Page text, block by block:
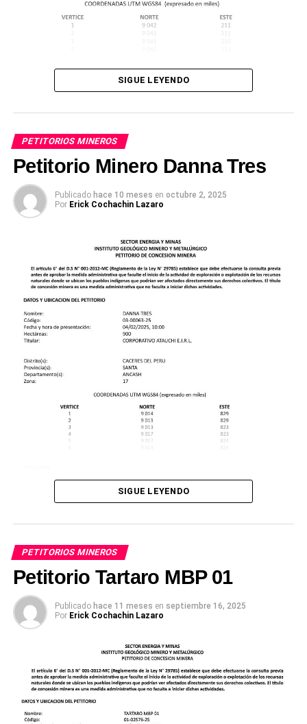
SIGUE LEYENDO
PETITORIOS MINEROS
Petitorio Minero Danna Tres
Publicado hace 10 meses en octubre 2, 2025
Por Erick Cochachin Lazaro
SIGUE LEYENDO
PETITORIOS MINEROS
Petitorio Tartaro MBP 01
Publicado hace 11 meses en septiembre 16, 2025
Por Erick Cochachin Lazaro